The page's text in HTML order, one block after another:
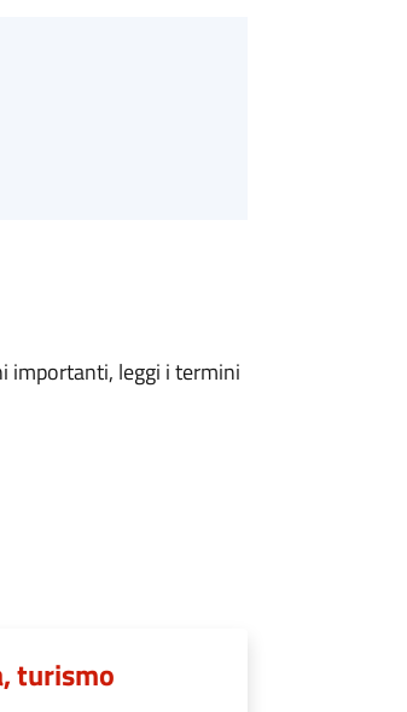
importanti, leggi i termini
turismo